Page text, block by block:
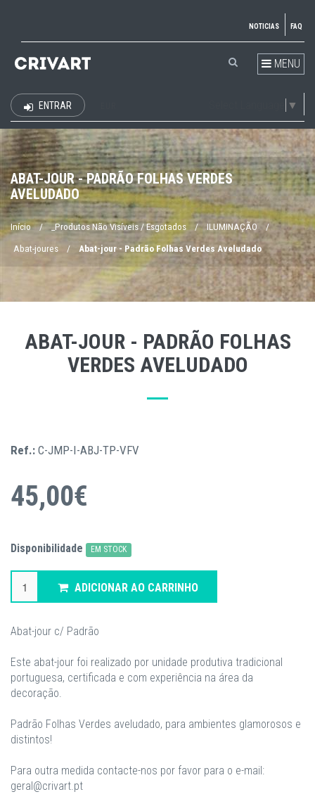
NOTICIAS FAQ
MENU
▼
ENTRAR
ABAT-JOUR - PADRÃO FOLHAS VERDES
AVELUDADO
Início / _Produtos Não Visíveis / Esgotados / ILUMINAÇÃO /
Abat-joures / Abat-jour - Padrão Folhas Verdes Aveludado
ABAT-JOUR - PADRÃO FOLHAS
VERDES AVELUDADO
Ref.: C-JMP-I-ABJ-TP-VFV
45,00€
Disponibilidade EM STOCK
ADICIONAR AO CARRINHO
Abat-jour c/ Padrão
Este abat-jour foi realizado por unidade produtiva tradicional
portuguesa, certificada e com experiência na área da
decoração.
Padrão Folhas Verdes aveludado, para ambientes glamorosos e
distintos!
Para outra medida contacte-nos por favor para o e-mail:
geral@crivart.pt